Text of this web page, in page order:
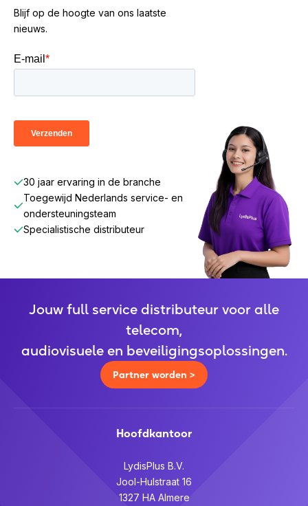
Blijf op de hoogte van ons laatste
nieuws.
30 jaar ervaring in de branche
Toegewijd Nederlands service- en
ondersteuningsteam
Specialistische distributeur
Jouw full service distributeur voor alle
telecom,
audiovisuele en beveiligingsoplossingen.
Partner worden >
Hoofdkantoor
LydisPlus B.V.
Jool-Hulstraat 16
1327 HA Almere